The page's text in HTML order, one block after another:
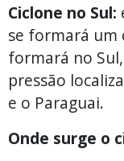
Ciclone no Sul:
se formará um
formará no
pressão
e o Paraguai.
Onde surge o